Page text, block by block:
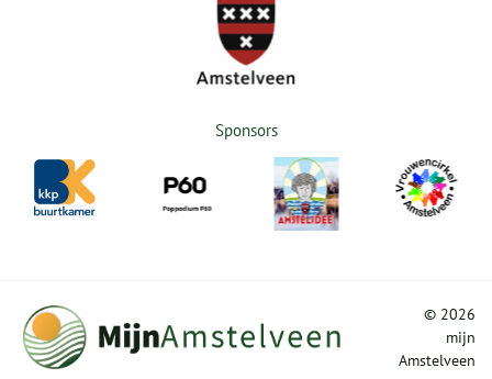
Sponsors
© 2026
mijn
Amstelveen